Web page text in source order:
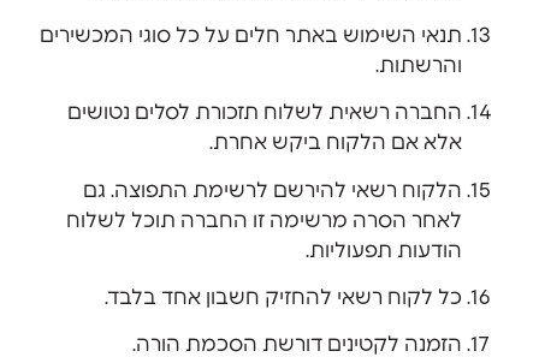
תנאי השימוש באתר חלים על כל סוגי המכשירים
והרשתות.
החברה רשאית לשלוח תזכורת לסלים נטושים
אלא אם הלקוח ביקש אחרת.
הלקוח רשאי להירשם לרשימת התפוצה. גם
לאחר הסרה מרשימה זו החברה תוכל לשלוח
הודעות תפעוליות.
כל לקוח רשאי להחזיק חשבון אחד בלבד.
הזמנה לקטינים דורשת הסכמת הורה.